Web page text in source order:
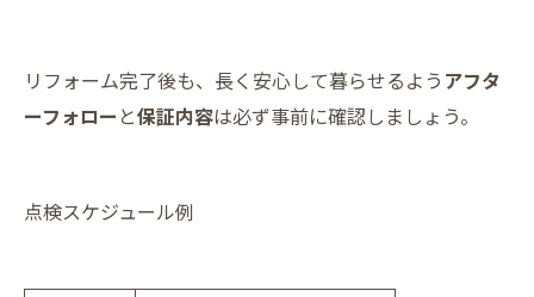
リフォーム完了後も、長く安心して暮らせるよう アフタ
ーフォロー と保証内容は必ず事前に確認しましょう。
点検スケジュール例